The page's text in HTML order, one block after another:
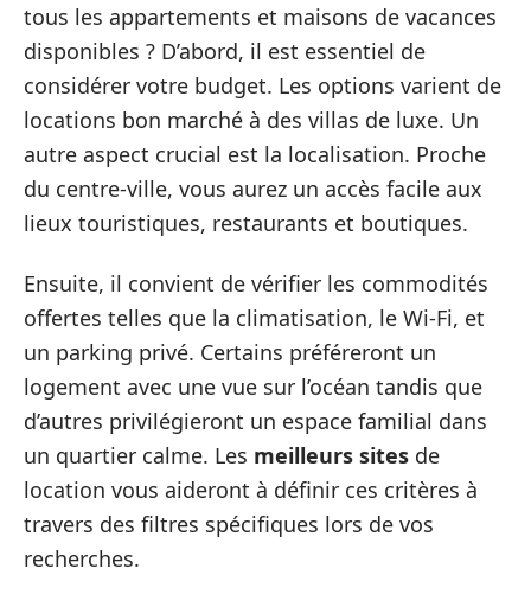
tous les appartements et maisons de vacances
disponibles ? D’abord, il est essentiel de
considérer votre budget. Les options varient de
locations bon marché à des villas de luxe. Un
autre aspect crucial est la localisation. Proche
du centre-ville, vous aurez un accès facile aux
lieux touristiques, restaurants et boutiques.
Ensuite, il convient de vérifier les commodités
offertes telles que la climatisation, le Wi-Fi, et
un parking privé. Certains préféreront un
logement avec une vue sur l’océan tandis que
d’autres privilégieront un espace familial dans
un quartier calme. Les meilleurs sites de
location vous aideront à définir ces critères à
travers des filtres spécifiques lors de vos
recherches.